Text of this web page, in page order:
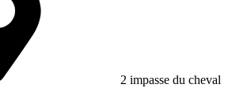
2 impasse du cheval